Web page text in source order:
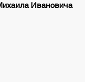
Ивановича